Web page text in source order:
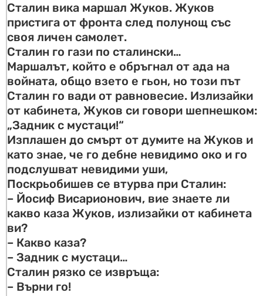
Сталин вика маршал Жуков. Жуков
пристига от фронта след полунощ със
своя личен самолет.
Сталин го гази по сталински…
Маршалът, който е обръгнал от ада на
войната, общо взето е гьон, но този път
Сталин го вади от равновесие. Излизайки
от кабинета, Жуков си говори шепнешком:
„Задник с мустаци!“
Изплашен до смърт от думите на Жуков и
като знае, че го дебне невидимо око и го
подслушват невидими уши,
Поскрьобишев се втурва при Сталин:
– Йосиф Висарионович, вие знаете ли
какво каза Жуков, излизайки от кабинета
ви?
– Какво каза?
– Задник с мустаци…
Сталин рязко се извръща:
– Върни го!